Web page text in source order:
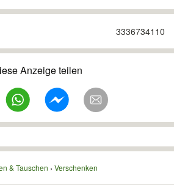
3336734110
Anzeige teilen
& Tauschen Verschenken